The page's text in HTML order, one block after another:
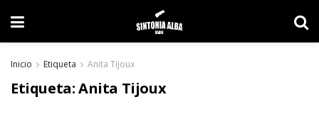
Inicio Etiqueta Anita Tijoux
Etiqueta:Anita Tijoux